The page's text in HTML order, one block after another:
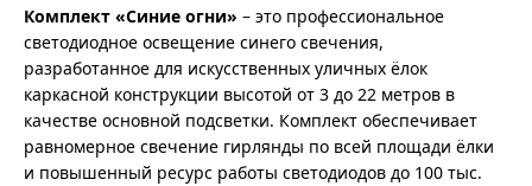
Комплект «Синие огни» – это профессиональное
светодиодное освещение синего свечения,
разработанное для искусственных уличных ёлок
каркасной конструкции высотой от 3 до 22 метров в
качестве основной подсветки. Комплект обеспечивает
равномерное свечение гирлянды по всей площади ёлки
и повышенный ресурс работы светодиодов до 100 тыс.